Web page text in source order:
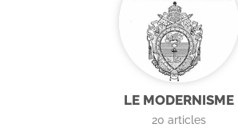
LE MODERNISME
20 articles